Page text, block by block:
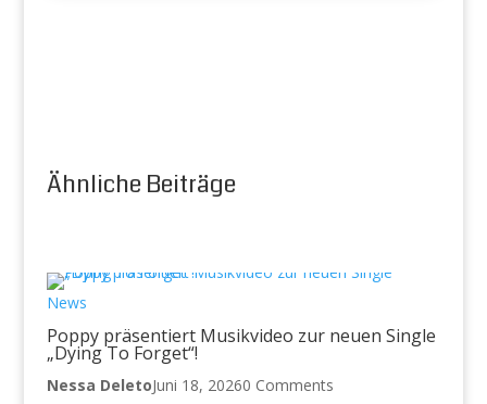
Ähnliche Beiträge
News
Poppy präsentiert Musikvideo zur neuen Single
„Dying To Forget“!
Nessa DeletoJuni 18, 20260 Comments